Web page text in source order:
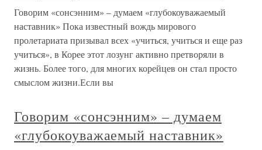
Говорим «сонсэнним» – думаем «глубокоуважаемый
наставник» Пока известный вождь мирового
пролетариата призывал всех «учиться, учиться и еще раз
учиться», в Корее этот лозунг активно претворяли в
жизнь. Более того, для многих корейцев он стал просто
смыслом жизни.Если вы
Говорим «сонсэнним» – думаем
«глубокоуважаемый наставник»